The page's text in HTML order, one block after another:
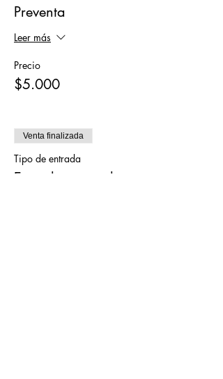
Preventa
Leer más
Precio
$5.000
Venta finalizada
Tipo de entrada
Entrada general